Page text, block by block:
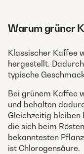
Warum grüner
Klassischer Kaffee
hergestellt.
typische
Bei grünem Kaffee
und behalten
Gleichzeitig
die sich beim
bekanntesten
ist Chlorogensäure.